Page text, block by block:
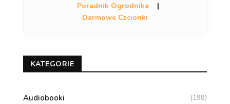
Poradnik Ogrodnika
|
Darmowe Czcionki
KATEGORIE
Audiobooki (198)